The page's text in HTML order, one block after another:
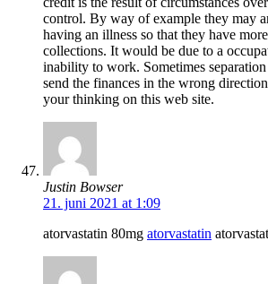
control. By way of example they may
having an illness so that they have
collections. It would be due to a
inability to work. Sometimes
send the finances in the wrong
your thinking on this web site.
Justin Bowser
21. juni 2021 at 1:09
atorvastatin 80mg atorvastatin